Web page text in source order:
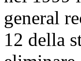
general
12 della